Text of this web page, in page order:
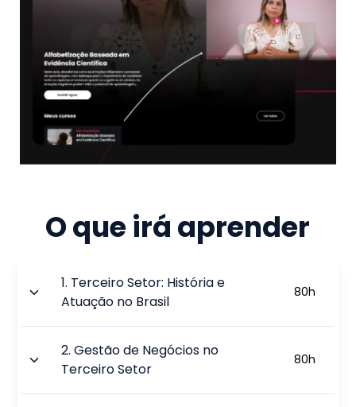
O que irá aprender
1. Terceiro Setor: História e
Atuação no Brasil
80h
2.Gestão de Negócios no
Terceiro Setor
80h